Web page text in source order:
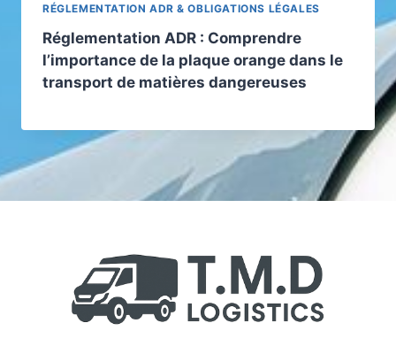
RÉGLEMENTATION ADR & OBLIGATIONS LÉGALES
Réglementation ADR : Comprendre
l’importance de la plaque orange dans le
transport de matières dangereuses